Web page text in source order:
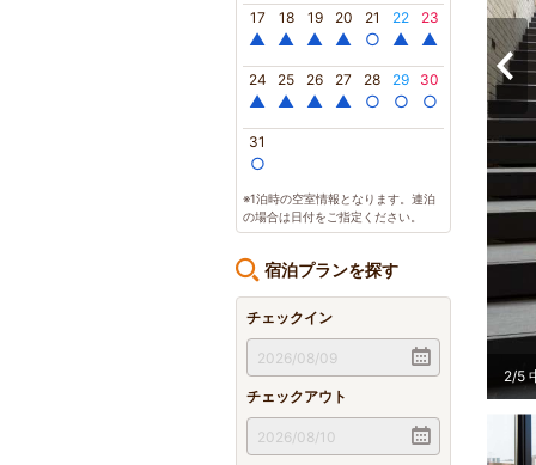
17
▲
18
▲
19
▲
20
▲
21
○
22
▲
23
▲
24
▲
25
▲
26
▲
27
▲
28
○
29
○
30
○
31
○
※1泊時の空室情報となります。連泊
の場合は日付をご指定ください。
宿泊プランを探す
チェックイン
チェックアウト
2/5